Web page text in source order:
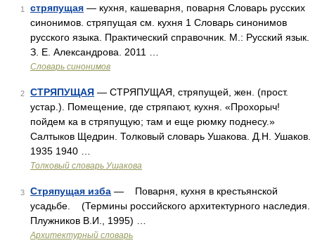
1 стряпущая — кухня, кашеварня, поварня Словарь русских
синонимов. стряпущая см. кухня 1 Словарь синонимов
русского языка. Практический справочник. М.: Русский язык.
З. Е. Александрова. 2011 …
Словарь синонимов
2 СТРЯПУЩАЯ — СТРЯПУЩАЯ, стряпущей, жен. (прост.
устар.). Помещение, где стряпают, кухня. «Прохорыч!
пойдем ка в стряпущую; там и еще рюмку поднесу.»
Салтыков Щедрин. Толковый словарь Ушакова. Д.Н. Ушаков.
1935 1940 …
Толковый словарь Ушакова
3 Стряпущая изба — Поварня, кухня в крестьянской
усадьбе. (Термины российского архитектурного наследия.
Плужников В.И., 1995) …
Архитектурный словарь